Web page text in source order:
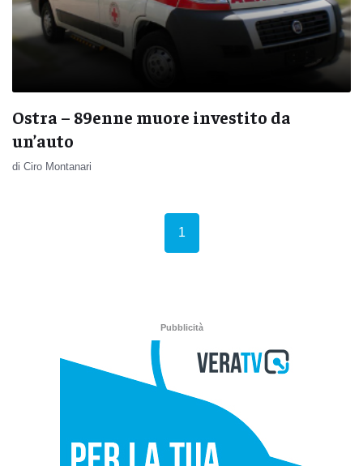
Ostra – 89enne muore investito da
un’auto
di Ciro Montanari
1(current)
Pubblicità